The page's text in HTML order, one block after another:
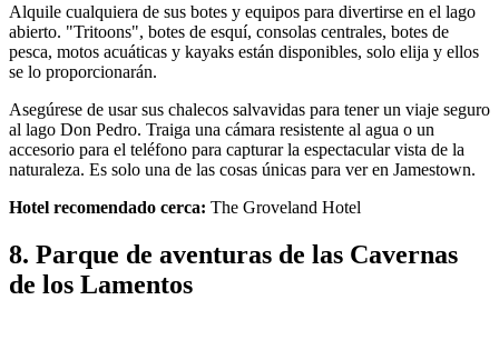
Alquile cualquiera de sus botes y equipos para divertirse en el lago
abierto. "Tritoons", botes de esquí, consolas centrales, botes de
pesca, motos acuáticas y kayaks están disponibles, solo elija y ellos
se lo proporcionarán.
Asegúrese de usar sus chalecos salvavidas para tener un viaje seguro
al lago Don Pedro. Traiga una cámara resistente al agua o un
accesorio para el teléfono para capturar la espectacular vista de la
naturaleza. Es solo una de las cosas únicas para ver en Jamestown.
Hotel recomendado cerca: The Groveland Hotel
8. Parque de aventuras de las Cavernas
de los Lamentos